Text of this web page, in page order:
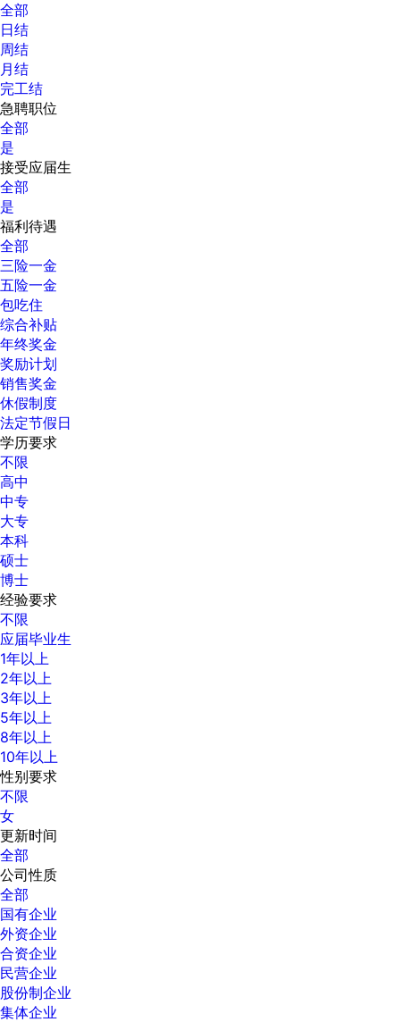
全部
日结
周结
月结
完工结
急聘职位
全部
是
接受应届生
全部
是
福利待遇
全部
三险一金
五险一金
包吃住
综合补贴
年终奖金
奖励计划
销售奖金
休假制度
法定节假日
学历要求
不限
高中
中专
大专
本科
硕士
博士
经验要求
不限
应届毕业生
1年以上
2年以上
3年以上
5年以上
8年以上
10年以上
性别要求
不限
女
更新时间
全部
公司性质
全部
国有企业
外资企业
合资企业
民营企业
股份制企业
集体企业